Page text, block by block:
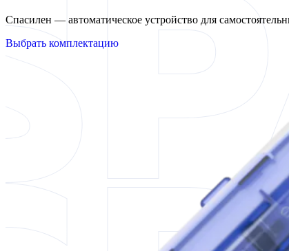
Спасилен — автоматическое устройство для
Выбрать комплектацию